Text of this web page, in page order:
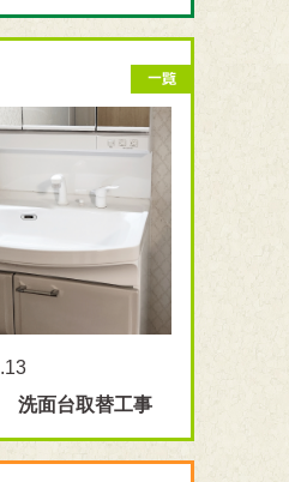
洗面台取替工事